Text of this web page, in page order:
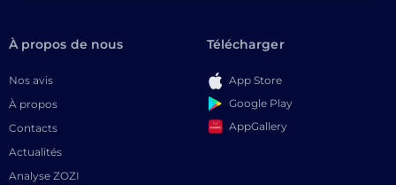
À propos de nous
Nos avis
À propos
Contacts
Actualités
Analyse ZOZI
Télécharger
App Store
Google Play
AppGallery